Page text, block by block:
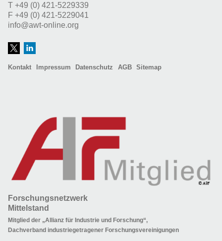
T +49 (0) 421-5229339
F +49 (0) 421-5229041
info@awt-online.org
Kontakt Impressum Datenschutz AGB Sitemap
Forschungsnetzwerk
Mittelstand
Mitglied der „Allianz für Industrie und Forschung“,
Dachverband industriegetragener Forschungsvereinigungen